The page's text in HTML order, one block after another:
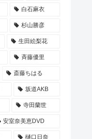
白石麻衣
杉山勝彦
生田絵梨花
斉藤優里
斎藤ちはる
坂道AKB
寺田蘭世
安室奈美恵DVD
樋口日奈